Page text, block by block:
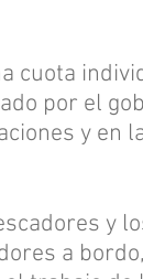
cuota
por el
y en
y
a